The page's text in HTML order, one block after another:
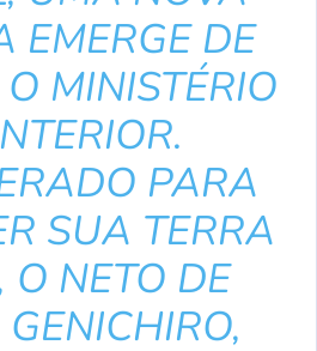
EMERGE DE
MINISTÉRIO
PARA
SUA TERRA
O NETO DE